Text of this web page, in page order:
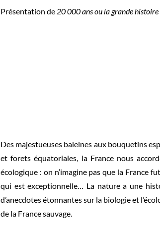
Présentation de 20 000 ans ou la grande
Des majestueuses baleines aux bouquetins
et forets équatoriales, la France nous
écologique : on n’imagine pas que la France
qui est exceptionnelle… La nature a une
d’anecdotes étonnantes sur la biologie et
de la France sauvage.